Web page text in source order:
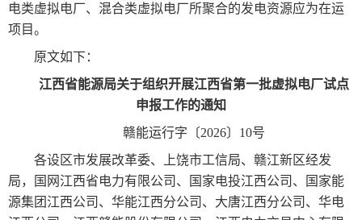
电类虚拟电厂、混合类虚拟电厂所聚合的发电资源应为在运
项目。
原文如下：
江西省能源局关于组织开展江西省第一批虚拟电厂试点
申报工作的通知
赣能运行字〔2026〕10号
各设区市发展改革委、上饶市工信局、赣江新区经发
局，国网江西省电力有限公司、国家电投江西公司、国家能
源集团江西公司、华能江西分公司、大唐江西分公司、华电